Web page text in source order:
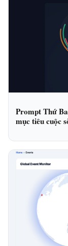
Prompt Thứ
mục tiêu cuộc